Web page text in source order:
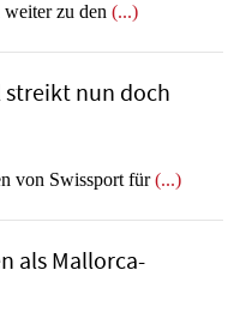
zu den (...)
streikt nun doch
von Swissport für(...)
als Mallorca-